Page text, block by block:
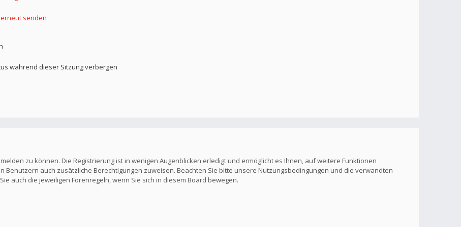
senden
während dieser Sitzung verbergen
zu können. Die Registrierung ist in wenigen Augenblicken erledigt und ermöglicht es Ihnen, auf weitere Funktionen
Benutzern auch zusätzliche Berechtigungen zuweisen. Beachten Sie bitte unsere Nutzungsbedingungen und die verwandten
auch die jeweiligen Forenregeln, wenn Sie sich in diesem Board bewegen.